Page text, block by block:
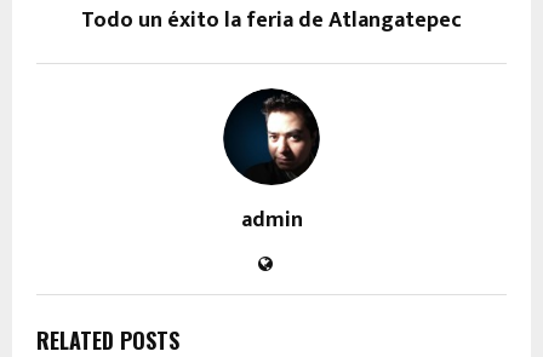
Todo un éxito la feria de Atlangatepec
admin
RELATED POSTS